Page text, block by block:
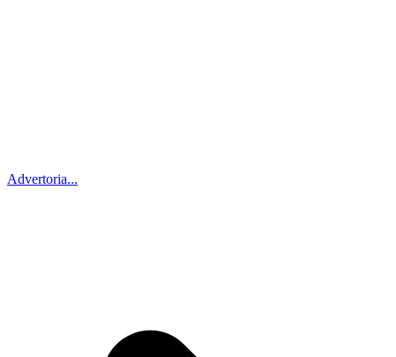
Advertoria...